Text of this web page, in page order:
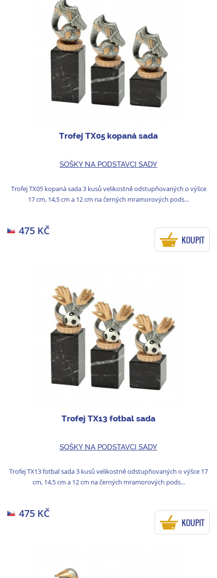
Trofej TX05 kopaná sada
SOŠKY NA PODSTAVCI SADY
Trofej TX05 kopaná sada 3 kusů velikostně odstupňovaných o výšce
17 cm, 14,5 cm a 12 cm na černých mramorových pods...
475 KČ
KOUPIT
Trofej TX13 fotbal sada
SOŠKY NA PODSTAVCI SADY
Trofej TX13 fotbal sada 3 kusů velikostně odstupňovaných o výšce 17
cm, 14,5 cm a 12 cm na černých mramorových pods...
475 KČ
KOUPIT